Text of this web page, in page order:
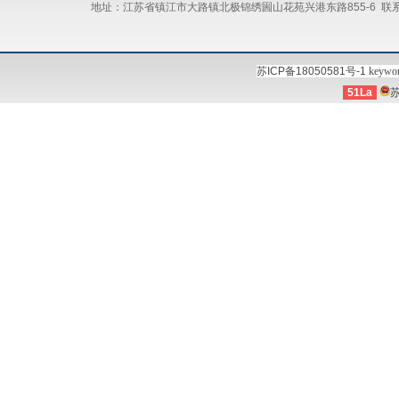
地址：江苏省镇江市大路镇北极锦绣圌山花苑兴港东路855-6
苏ICP备18050581号-1
51La